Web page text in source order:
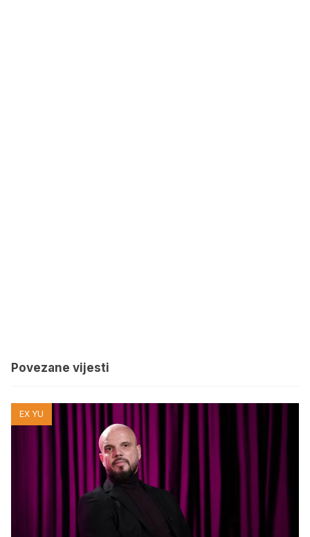
Povezane vijesti
EX YU